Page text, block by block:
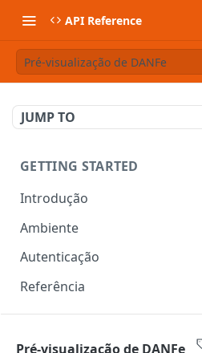
API Reference
Pré-visualização de DANFe
JUMP TO
GETTING STARTED
Introdução
Ambiente
Autenticação
Referência
Pré-visualização de DANFe